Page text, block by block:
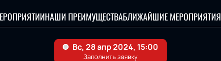
НАШИ ПРЕИМУЩЕСТВАБЛИЖАЙШИЕ МЕРОПРИЯТИЯ